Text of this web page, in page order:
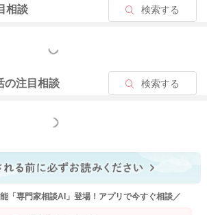
相談 検索する
もっと見る
の注目相談 検索する
もっと見る
「専門家相談AI」登場！アプリで今すぐ相談／